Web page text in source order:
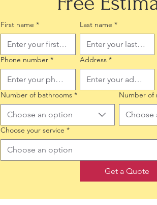
First name * Last name *
Phone number * Address *
Number of bathrooms *
Choose an option
Number of
Choose
Choose your service *
Choose an option
Get a Quote